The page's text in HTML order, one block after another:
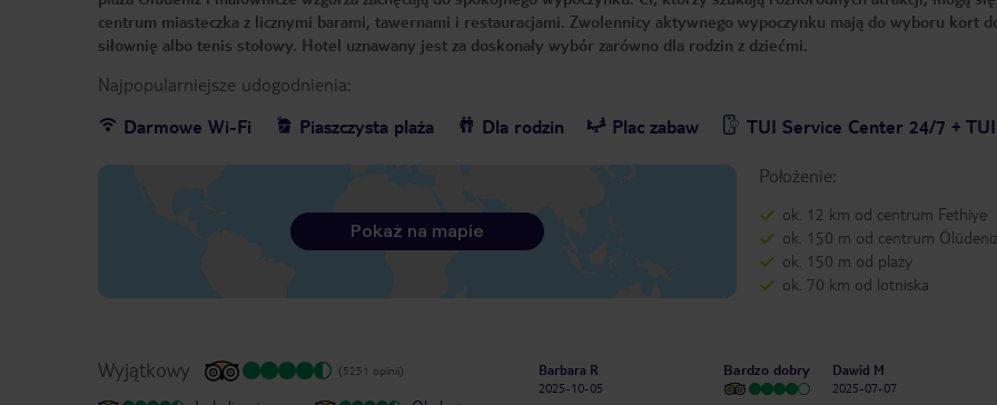
stanowiły rodziny z dziećmi. Hotel
jest kameralnie położony, choć do
głównej promenady jest kilka kroków,
a stamtąd już widać plażę miejską.
ostatnio nikt nie chce.
centrum miasteczka z licznymi barami, tawernami i restauracjami. Zwolennicy aktywnego wypoczynku mają do wyboru kort
siłownię albo tenis stołowy. Hotel uznawany jest za doskonały wybór zarówno dla rodzin z dziećmi.
Najpopularniejsze udogodnienia:
Darmowe Wi-Fi
Piaszczysta plaża Dla rodzin Plac zabaw TUI Service Center 24/7 +
Położenie:
ok. 12 km od centrum Fethiye
ok. 150 m od centrum Ölüdeniz
ok. 150 m od plaży
ok. 70 km od lotniska
Pokaż na mapie
Wyjątkowy (5251 opinii)
Barbara R
2025-10-05
Bardzo dobry
Dawid M
2025-07-07